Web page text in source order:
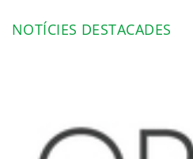
NOTÍCIES DESTACADES